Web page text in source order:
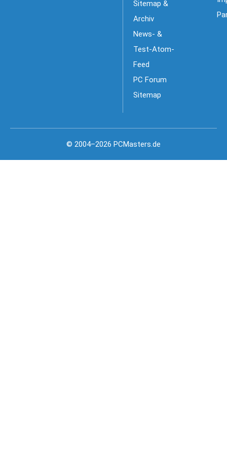
Sitemap &
Archiv
News- &
Test-Atom-
Feed
PC Forum
Sitemap
© 2004–2026 PCMasters.de